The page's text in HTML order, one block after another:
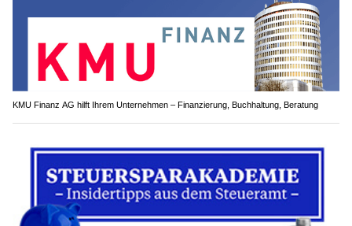
KMU Finanz AG hilft Ihrem Unternehmen – Finanzierung, Buchhaltung, Beratung